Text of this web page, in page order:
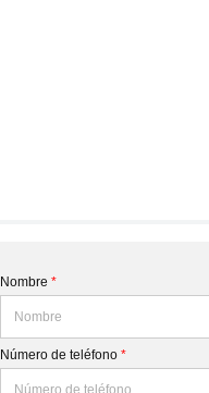
Nombre *
Número de teléfono *